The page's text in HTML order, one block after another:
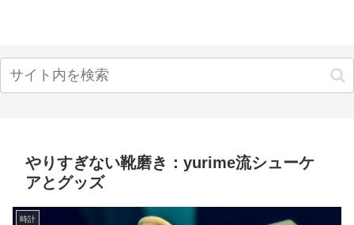
やりすぎない靴磨き：yurime流シューケ
アとグッズ
時計